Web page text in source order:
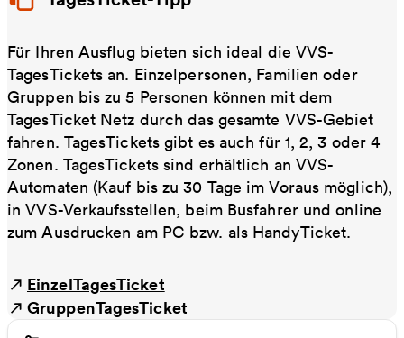
Für Ihren Ausflug bieten sich ideal die VVS-
TagesTickets an. Einzelpersonen, Familien oder
Gruppen bis zu 5 Personen können mit dem
TagesTicket Netz durch das gesamte VVS-Gebiet
fahren. TagesTickets gibt es auch für 1, 2, 3 oder 4
Zonen. TagesTickets sind erhältlich an VVS-
Automaten (Kauf bis zu 30 Tage im Voraus möglich),
in VVS-Verkaufsstellen, beim Busfahrer und online
zum Ausdrucken am PC bzw. als HandyTicket.
EinzelTagesTicket
GruppenTagesTicket